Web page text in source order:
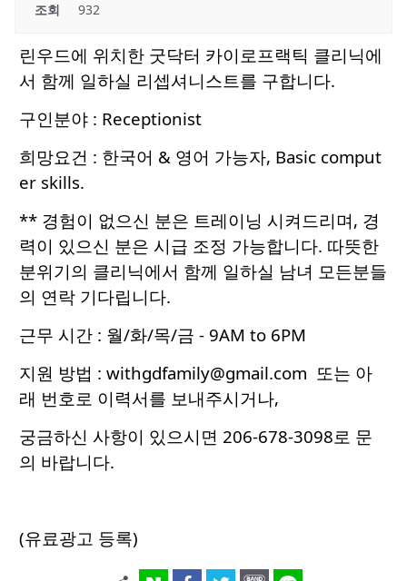
조회 932
린우드에 위치한 굿닥터 카이로프랙틱 클리닉에
서 함께 일하실 리셉셔니스트를 구합니다.
구인분야 : Receptionist
희망요건 : 한국어 & 영어 가능자, Basic comput
er skills.
** 경험이 없으신 분은 트레이닝 시켜드리며, 경
력이 있으신 분은 시급 조정 가능합니다. 따뜻한
분위기의 클리닉에서 함께 일하실 남녀 모든분들
의 연락 기다립니다.​
근무 시간 : 월/화/목/금 - 9AM to 6PM
지원 방법 : withgdfamily@gmail.com 또는 아
래 번호로 이력서를 보내주시거나,
궁금하신 사항이 있으시면 206-678-3098로 문
의 바랍니다.
​(유료광고 등록)